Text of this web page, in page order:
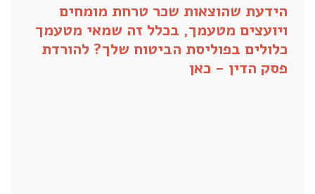
הידעת שהוצאות שכר טרחת מומחים
ויועצים מטעמך, בכלל זה שמאי מטעמך
כלולים בפוליסת הביטוח שלך? להורדת
פסק הדין - כאן